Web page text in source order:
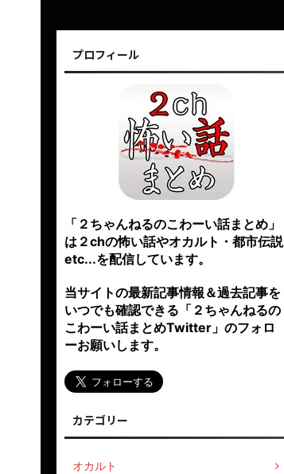
プロフィール
「２ちゃんねるのこわーい話まとめ」
は２chの怖い話やオカルト・都市伝説
etc...を配信しています。
当サイトの最新記事情報＆過去記事を
いつでも確認できる「２ちゃんねるの
こわーい話まとめTwitter」のフォロ
ーお願いします。
カテゴリー
オカルト